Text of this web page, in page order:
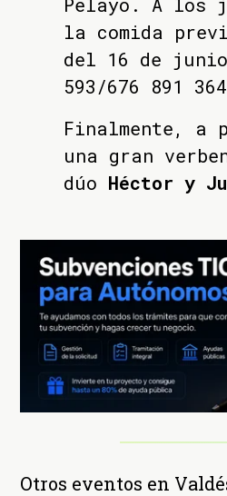
la comida
del 16 de
593/676 891
Finalmente,
una gran
dúo Héctor y
Otros eventos en